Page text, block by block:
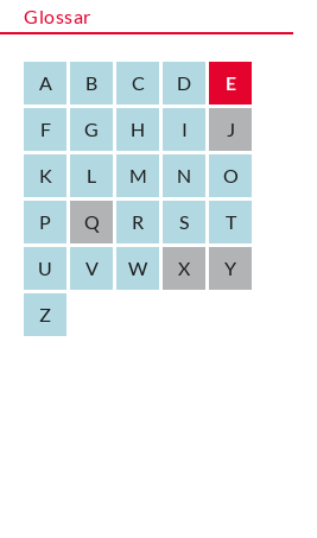
Glossar
A B C D E
F G H I J
K L M N O
P Q R S T
U V W X Y
Z